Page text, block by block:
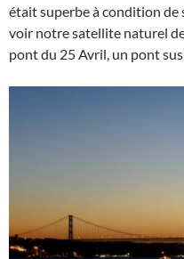
était superbe à condition de
voir notre satellite naturel
pont du 25 Avril, un pont